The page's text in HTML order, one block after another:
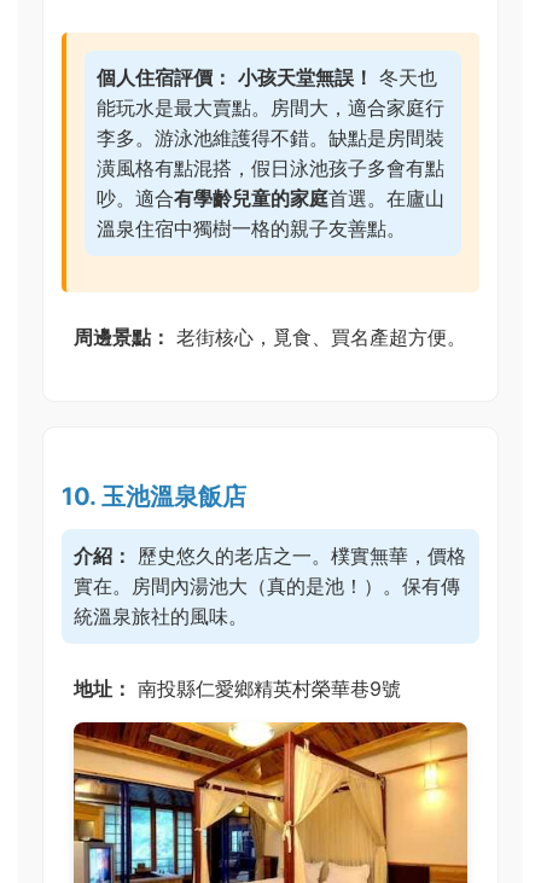
個人住宿評價： 小孩天堂無誤！ 冬天也
能玩水是最大賣點。房間大，適合家庭行
李多。游泳池維護得不錯。缺點是房間裝
潢風格有點混搭，假日泳池孩子多會有點
吵。適合有學齡兒童的家庭首選。在廬山
溫泉住宿中獨樹一格的親子友善點。
周邊景點： 老街核心，覓食、買名產超方便。
10. 玉池溫泉飯店
介紹： 歷史悠久的老店之一。樸實無華，價格
實在。房間內湯池大（真的是池！）。保有傳
統溫泉旅社的風味。
地址： 南投縣仁愛鄉精英村榮華巷9號